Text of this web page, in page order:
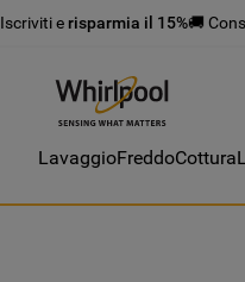
Iscriviti e risparmia il 15%🚚
LavaggioFreddoCottura